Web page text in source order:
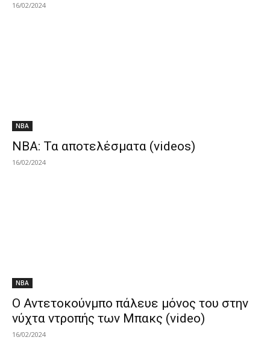
16/02/2024
NBA
ΝΒΑ: Τα αποτελέσματα (videos)
16/02/2024
NBA
Ο Αντετοκούνμπο πάλευε μόνος του στην
νύχτα ντροπής των Μπακς (video)
16/02/2024